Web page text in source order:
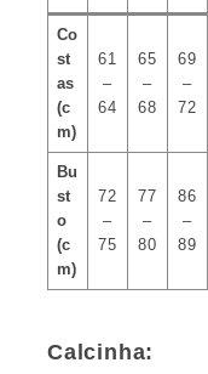
Co
st
as
(c
m)
61
–
64
65
–
68
69
–
72
Bu
st
o
(c
m)
72
–
75
77
–
80
86
–
89
Calcinha: